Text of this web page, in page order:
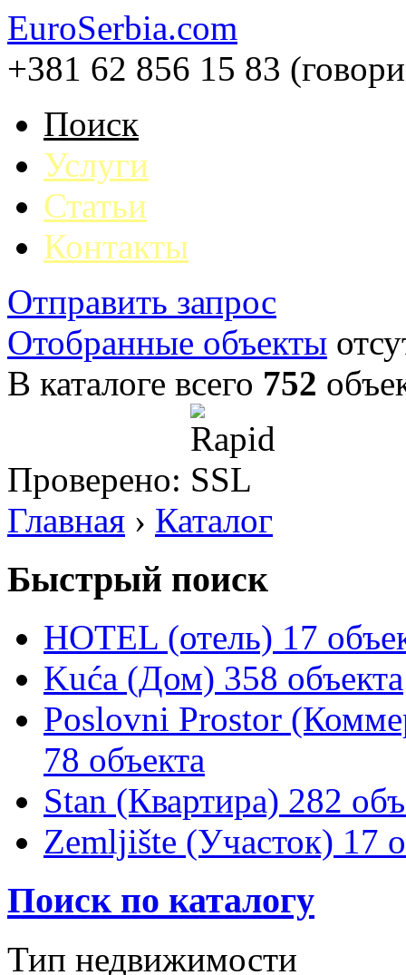
EuroSerbia.com
+381 62 856 15 83
Поиск
Услуги
Статьи
Контакты
Отправить запрос
Отобранные объекты
В каталоге всего 752
Проверено:
Главная › Каталог
Быстрый поиск
HOTEL (отель) 17
Kuća (Дом) 358 объекта
Poslovni Prostor
78 объекта
Stan (Квартира) 282
Zemljište (Участок) 17
Поиск по каталогу
Тип недвижимости